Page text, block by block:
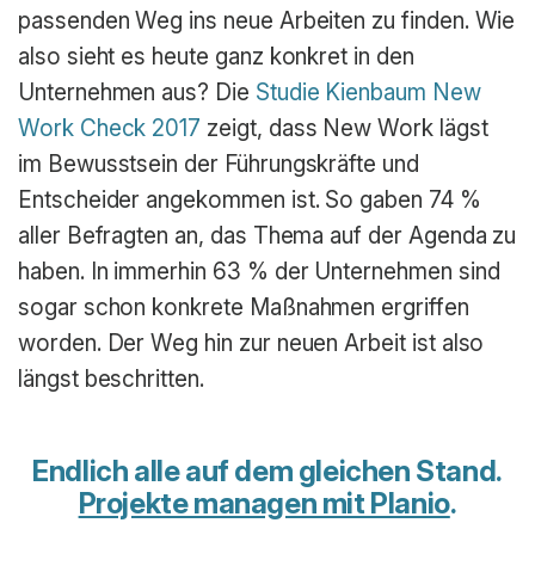
passenden Weg ins neue Arbeiten zu finden. Wie
also sieht es heute ganz konkret in den
Unternehmen aus? Die Studie Kienbaum New
Work Check 2017 zeigt, dass New Work lägst
im Bewusstsein der Führungskräfte und
Entscheider angekommen ist. So gaben 74 %
aller Befragten an, das Thema auf der Agenda zu
haben. In immerhin 63 % der Unternehmen sind
sogar schon konkrete Maßnahmen ergriffen
worden. Der Weg hin zur neuen Arbeit ist also
längst beschritten.
Endlich alle auf dem gleichen Stand.
Projekte managen mit Planio.